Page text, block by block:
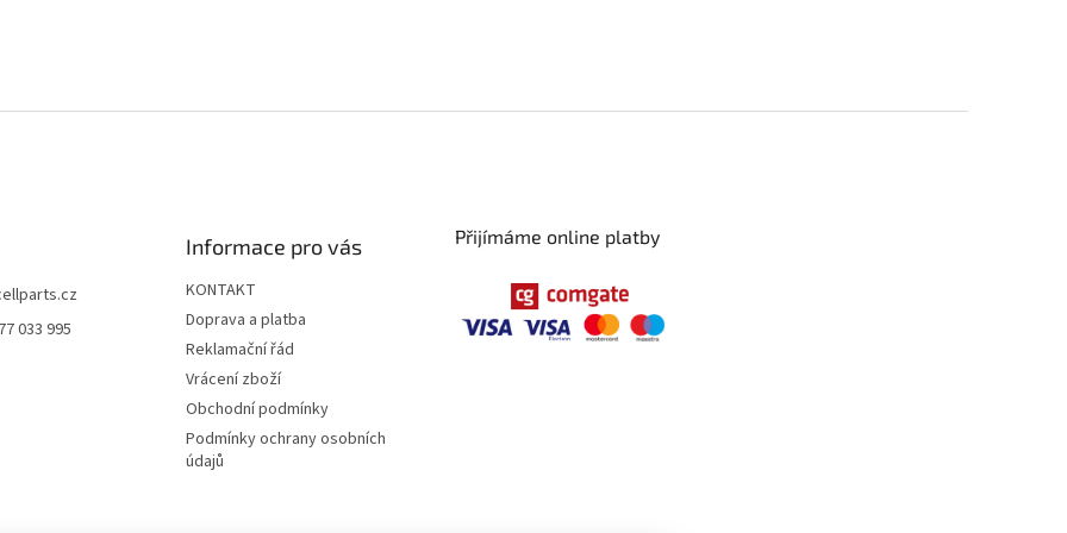
033 995
Informace pro vás
KONTAKT
Doprava a platba
Reklamační řád
Vrácení zboží
Obchodní podmínky
Podmínky ochrany osobních
údajů
Přijímáme online platby